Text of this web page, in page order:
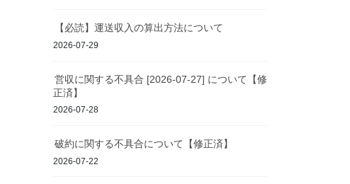
【必読】運送収入の算出方法について
2026-07-29
営収に関する不具合 [2026-07-27] について【修
正済】
2026-07-28
破約に関する不具合について【修正済】
2026-07-22